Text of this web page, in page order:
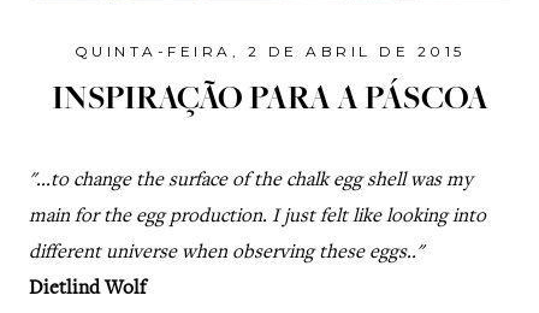
QUINTA-FEIRA, 2 DE ABRIL DE 2015
INSPIRAÇÃO PARA A PÁSCOA
"...to change the surface of the chalk egg shell was my
main for the egg production. I just felt like looking into
different universe when observing these eggs.."
Dietlind Wolf